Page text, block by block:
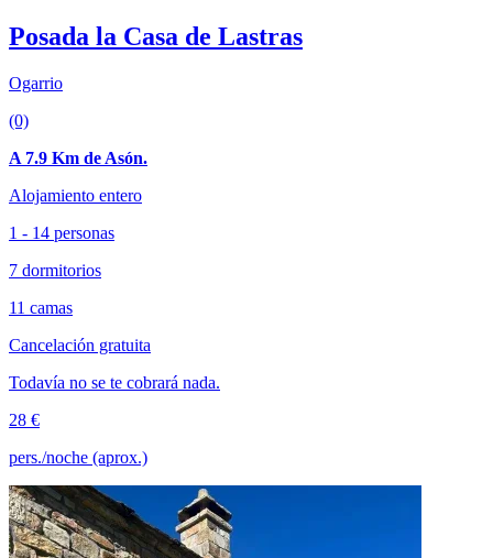
Posada la Casa de Lastras
Ogarrio
(0)
A 7.9 Km de Asón.
Alojamiento entero
1 - 14 personas
7 dormitorios
11 camas
Cancelación gratuita
Todavía no se te cobrará nada.
28 €
pers./noche (aprox.)